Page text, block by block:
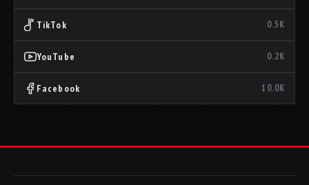
TikTok 0.5K
YouTube 0.2K
Facebook 10.0K